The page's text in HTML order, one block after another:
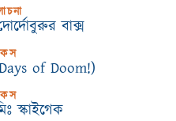
বাক্স
of Doom!)
স্কাইগেক